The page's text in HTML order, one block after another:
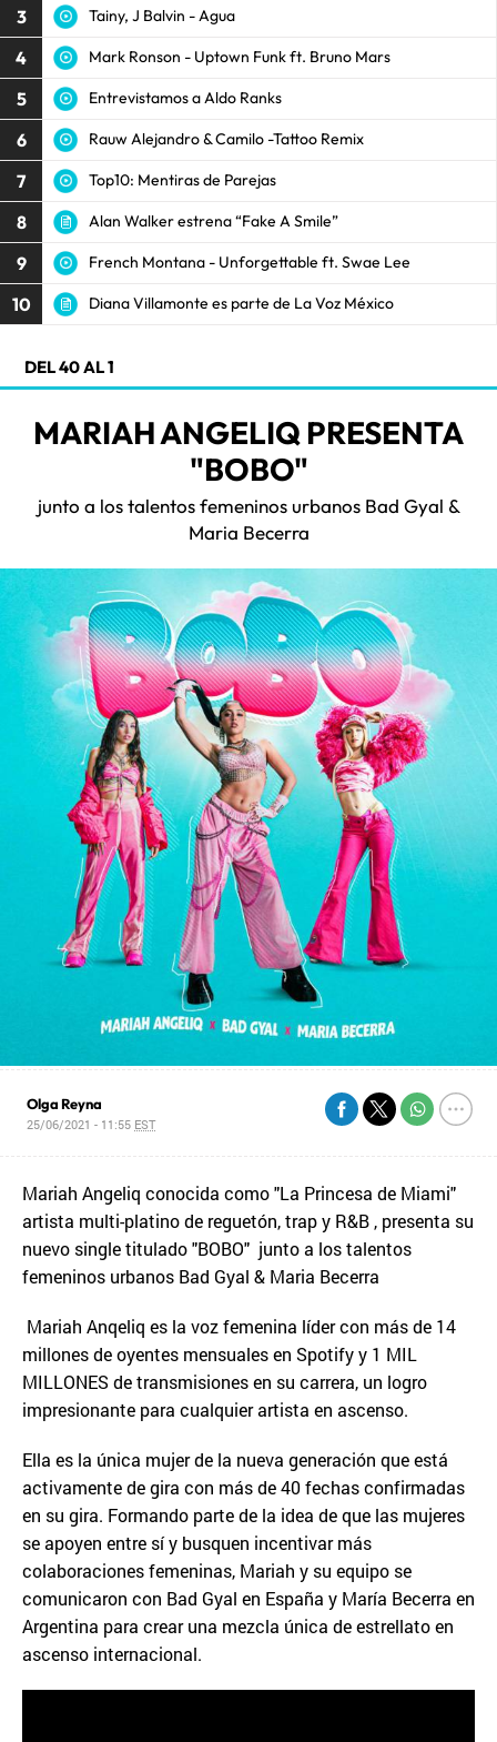
3 Tainy, J Balvin - Agua
4 Mark Ronson - Uptown Funk ft. Bruno Mars
5 Entrevistamos a Aldo Ranks
6 Rauw Alejandro & Camilo -Tattoo Remix
7 Top10: Mentiras de Parejas
8 Alan Walker estrena “Fake A Smile”
9 French Montana - Unforgettable ft. Swae Lee
10 Diana Villamonte es parte de La Voz México
DEL 40 AL 1
MARIAH ANGELIQ PRESENTA
"BOBO"
junto a los talentos femeninos urbanos Bad Gyal &
Maria Becerra
Olga Reyna
25/06/2021 - 11:55 EST
Mariah Angeliq conocida como "La Princesa de Miami"
artista multi-platino de reguetón, trap y R&B , presenta su
nuevo single titulado "BOBO" junto a los talentos
femeninos urbanos Bad Gyal & Maria Becerra
Mariah Anqeliq es la voz femenina líder con más de 14
millones de oyentes mensuales en Spotify y 1 MIL
MILLONES de transmisiones en su carrera, un logro
impresionante para cualquier artista en ascenso.
Ella es la única mujer de la nueva generación que está
activamente de gira con más de 40 fechas confirmadas
en su gira. Formando parte de la idea de que las mujeres
se apoyen entre sí y busquen incentivar más
colaboraciones femeninas, Mariah y su equipo se
comunicaron con Bad Gyal en España y María Becerra en
Argentina para crear una mezcla única de estrellato en
ascenso internacional.